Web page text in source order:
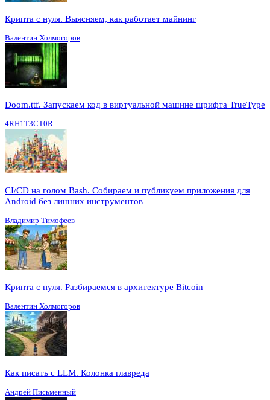
Крипта с нуля. Выясняем, как работает майнинг
Валентин Холмогоров
Doom.ttf. Запускаем код в виртуальной машине шрифта TrueType
4RH1T3CT0R
CI/CD на голом Bash. Собираем и публикуем приложения для
Android без лишних инструментов
Владимир Тимофеев
Крипта с нуля. Разбираемся в архитектуре Bitcoin
Валентин Холмогоров
Как писать с LLM. Колонка главреда
Андрей Письменный